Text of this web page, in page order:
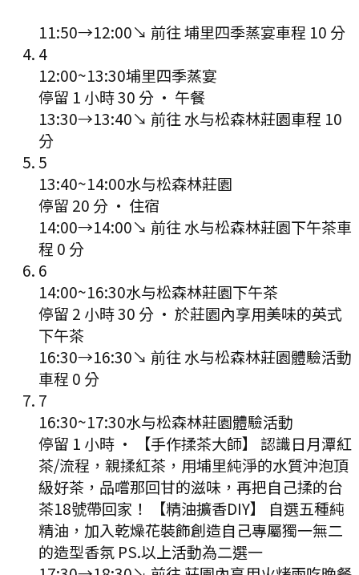
11:50→12:00↘ 前往埔里四季蒸宴車程 10 分
4
12:00~13:30埔里四季蒸宴
停留 1 小時 30 分 · 午餐
13:30→13:40↘ 前往 水与松森林莊園車程 10
分
5
13:40~14:00水与松森林莊園
停留 20 分 · 住宿
14:00→14:00↘ 前往 水与松森林莊園下午茶車
程 0 分
6
14:00~16:30水与松森林莊園下午茶
停留 2 小時 30 分 · 於莊園內享用美味的英式
下午茶
16:30→16:30↘ 前往 水与松森林莊園體驗活動
車程 0 分
7
16:30~17:30水与松森林莊園體驗活動
停留 1 小時 ·
【手作揉茶大師】 認識日月潭紅
茶/流程，親揉紅茶，用埔里純淨的水質沖泡頂
級好茶，品嚐那回甘的滋味，再把自己揉的台
茶18號帶回家！ 【精油擴香DIY】 自選五種純
精油，加入乾燥花裝飾創造自己專屬獨一無二
的造型香氛 PS.以上活動為二選一